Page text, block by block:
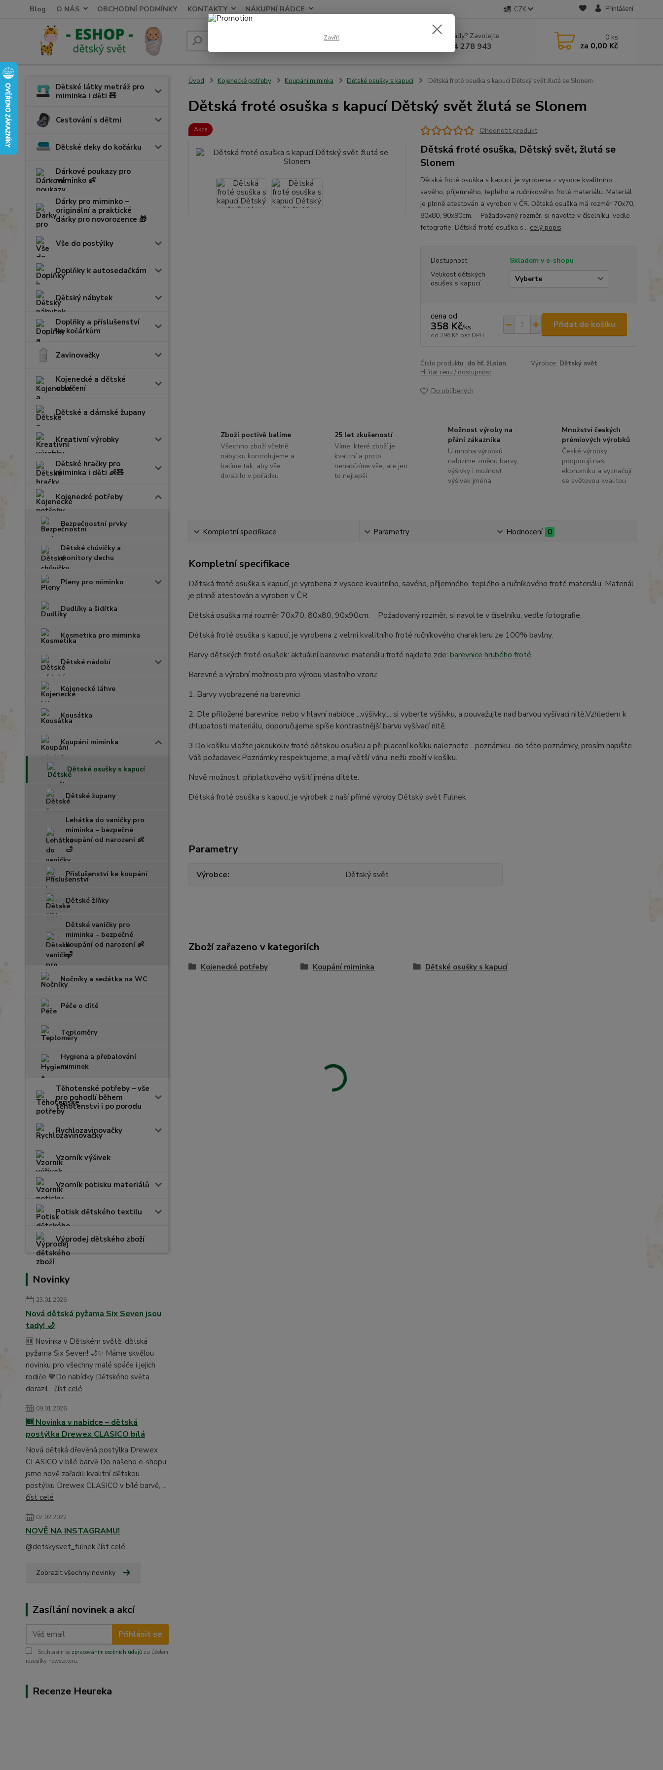
Blog O NÁS OBCHODNÍ PODMÍNKY KONTAKTY NÁKUPNÍ RÁDCE CZK Přihlášení
Hledat Nevíte si rady? Zavolejte.
+420 604 278 943
0 ks
za 0,00 Kč
Dětské látky metráž pro
miminka i děti 🧸
Cestování s dětmi
Dětské deky do kočárku
Dárkové poukazy pro
miminko 👶
Dárky pro miminko –
originální a praktické
dárky pro novorozence 🎁
Vše do postýlky
Doplňky k autosedačkám
Dětský nábytek
Doplňky a příslušenství
ke kočárkům
Zavinovačky
Kojenecké a dětské
oblečení
Dětské a dámské župany
Kreativní výrobky
Dětské hračky pro
miminka i děti 👶🧸
Kojenecké potřeby
Bezpečnostní prvky
Dětské chůvičky a
monitory dechu
Pleny pro miminko
Dudlíky a šidítka
Kosmetika pro miminka
Dětské nádobí
Kojenecké láhve
Kousátka
Koupání miminka
Dětské osušky s kapucí
Dětské župany
Lehátka do vaničky pro
miminka – bezpečné
koupání od narození 👶
🛁
Příslušenství ke koupání
Dětské žíňky
Dětské vaničky pro
miminka – bezpečné
koupání od narození 👶
🛁
Nočníky a sedátka na WC
Péče o dítě
Teploměry
Hygiena a přebalování
miminek
Těhotenské potřeby – vše
pro pohodlí během
těhotenství i po porodu
Rychlozavinovačky
Vzorník výšivek
Vzorník potisku materiálů
Potisk dětského textilu
Výprodej dětského zboží
Novinky
23.01.2026
Nová dětská pyžama Six Seven jsou
tady! 🌙
🆕 Novinka v Dětském světě: dětská
pyžama Six Seven! 🌙✨ Máme skvělou
novinku pro všechny malé spáče i jejich
rodiče 💙Do nabídky Dětského světa
dorazil... číst celé
09.01.2026
🆕 Novinka v nabídce – dětská
postýlka Drewex CLASICO bílá
Nová dětská dřevěná postýlka Drewex
CLASICO v bílé barvě Do našeho e-shopu
jsme nově zařadili kvalitní dětskou
postýlku Drewex CLASICO v bílé barvě, ...
číst celé
07.02.2022
NOVĚ NA INSTAGRAMU!
@detskysvet_fulnek číst celé
Zobrazit všechny novinky
Zasílání novinek a akcí
Přihlásit se
Souhlasím se zpracováním osobních údajů za účelem
rozesílky newsletteru.
Recenze Heureka
Úvod Kojenecké potřeby Koupání miminka Dětské osušky s kapucí Dětská froté osuška s kapucí Dětský svět žlutá se Slonem
Dětská froté osuška s kapucí Dětský svět žlutá se Slonem
Akce Ohodnotit produkt
Dětská froté osuška, Dětský svět, žlutá se
Slonem
Dětská froté osuška s kapucí, je vyrobena z vysoce kvalitního,
savého, příjemného, teplého a ručníkového froté materiálu. Materiál
je plnně atestován a vyroben v ČR. Dětská osuška má rozměr 70x70,
80x80, 90x90cm. Požadovaný rozměr, si navolte v číselníku, vedle
fotografie. Dětská froté osuška s... celý popis
Dostupnost
Skladem v e-shopu
Velikost dětských
osušek s kapucí
cena od
358 Kč/ks
od 296 Kč bez DPH
Přidat do košíku
Číslo produktu: do hf. žl.slon Výrobce: Dětský svět
Hlídat cenu / dostupnost
Do oblíbených
Zboží poctivě balíme
Všechno zboží včetně
nábytku kontrolujeme a
balíme tak, aby vše
dorazilo v pořádku
25 let zkušeností
Víme, které zboží je
kvalitní a proto
nenabízíme vše, ale jen
to nejlepší
Možnost výroby na
přání zákazníka
U mnoha výrobků
nabízíme změnu barvy,
výšivky i možnost
výšivek jména
Množství českých
prémiových výrobků
České výrobky
podporují naši
ekonomiku a vyznačují
se světovou kvalitou
Kompletní specifikace Parametry Hodnocení 0
Kompletní specifikace
Dětská froté osuška s kapucí, je vyrobena z vysoce kvalitního, savého, příjemného, teplého a ručníkového froté materiálu. Materiál
je plnně atestován a vyroben v ČR.
Dětská osuška má rozměr 70x70, 80x80, 90x90cm. Požadovaný rozměr, si navolte v číselníku, vedle fotografie.
Dětská froté osuška s kapucí, je vyrobena z velmi kvalitního froté ručníkového charakteru ze 100% bavlny.
Barvy dětských froté osušek: aktuální barevnici materiálu froté najdete zde: barevnice hrubého froté
Barevné a výrobní možnosti pro výrobu vlastního vzoru:
1. Barvy vyobrazené na barevnici
2. Dle přiložené barevnice, nebo v hlavní nabídce ...výšivky.... si vyberte výšivku, a pouvažujte nad barvou vyšívací nitě.Vzhledem k
chlupatosti materiálu, doporučujeme spíše kontrastnější barvu vyšívací nitě.
3.Do košíku vložte jakoukoliv froté dětskou osušku a při placení košíku naleznete ...poznámku...do této poznámky, prosím napište
Váš požadavek.Poznámky respektujeme, a mají větší váhu, nežli zboží v košíku.
Nově možnost příplatkového vyšití jména dítěte.
Dětská froté osuška s kapucí, je výrobek z naší přímé výroby Dětský svět Fulnek
Parametry
Výrobce Dětský svět
Zboží zařazeno v kategoriích
Kojenecké potřeby Koupání miminka Dětské osušky s kapucí
Zavřít